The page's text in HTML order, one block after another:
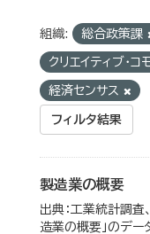
組織: 総合政策課
クリエイティブ・
経済センサス
フィルタ結果
製造業の概要
出典：工業統計調査
造業の概要」のデ